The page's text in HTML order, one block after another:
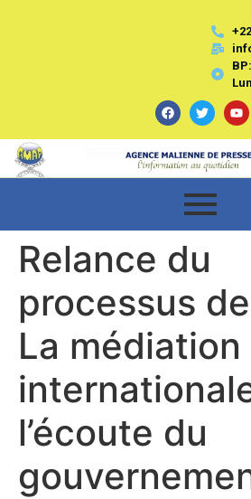
Relance du
processus
La médiation
l’écoute du